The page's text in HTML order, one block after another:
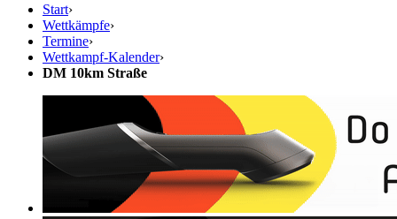
Start›
Wettkämpfe›
Termine›
Wettkampf-Kalender›
DM 10km Straße